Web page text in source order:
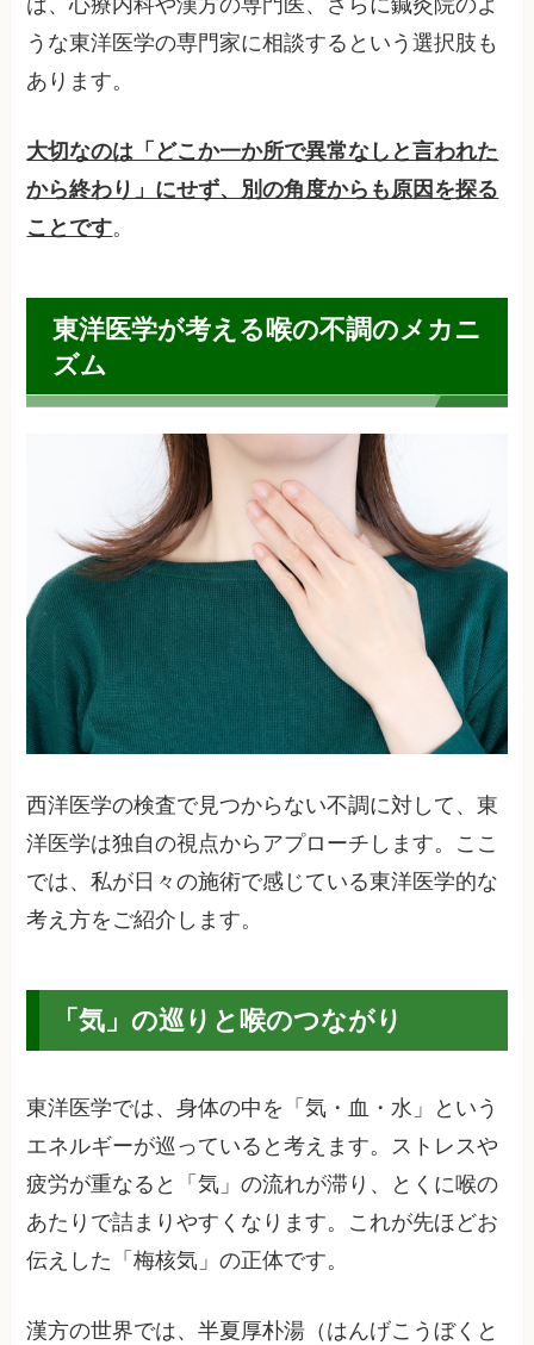
は、心療内科や漢方の専門医、さらに鍼灸院のよ
うな東洋医学の専門家に相談するという選択肢も
あります。
大切なのは「どこか一か所で異常なしと言われた
から終わり」にせず、別の角度からも原因を探る
ことです。
東洋医学が考える喉の不調のメカニ
ズム
西洋医学の検査で見つからない不調に対して、東
洋医学は独自の視点からアプローチします。ここ
では、私が日々の施術で感じている東洋医学的な
考え方をご紹介します。
「気」の巡りと喉のつながり
東洋医学では、身体の中を「気・血・水」という
エネルギーが巡っていると考えます。ストレスや
疲労が重なると「気」の流れが滞り、とくに喉の
あたりで詰まりやすくなります。これが先ほどお
伝えした「梅核気」の正体です。
漢方の世界では、半夏厚朴湯（はんげこうぼくと